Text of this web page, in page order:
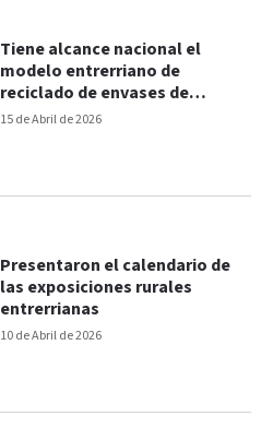
15 de Abril de 2026
Tiene alcance nacional el
modelo entrerriano de
reciclado de envases de
fitosanitarios
10 de Abril de 2026
Presentaron el calendario de
las exposiciones rurales
entrerrianas